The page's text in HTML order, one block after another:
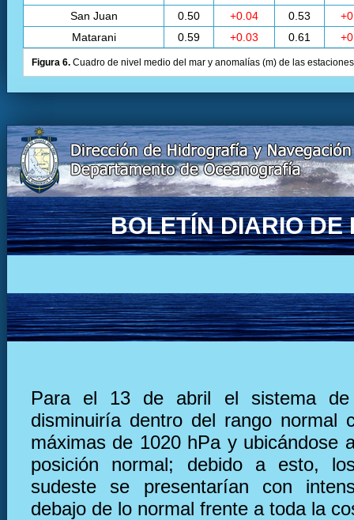
San Juan
0.50 +0.04 0.53
Matarani
0.59 +0.03 0.61
Figura 6. Cuadro de nivel medio del mar y anomalías (m) de las
BOLETÍN DIARIO DE
Para el 13 de abril el sistema de
disminuiría dentro del rango normal
máximas de 1020 hPa y ubicándose
posición normal; debido a esto,
sudeste se presentarían con
debajo de lo normal frente a toda la